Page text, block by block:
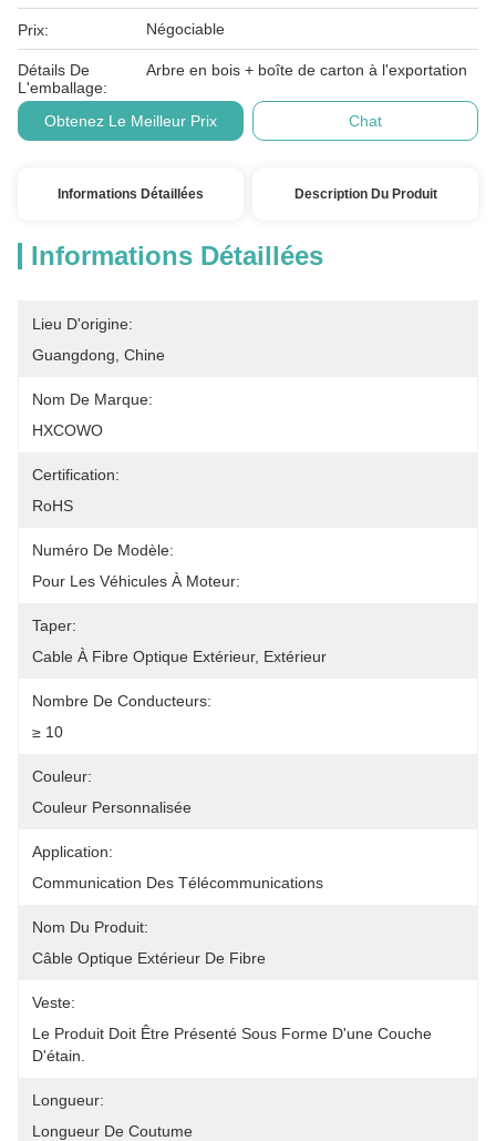
Prix: Négociable
Détails De
L'emballage:
Arbre en bois + boîte de carton à l'exportation
Obtenez Le Meilleur Prix Chat
Informations Détaillées Description Du Produit
Informations Détaillées
Lieu D'origine:
Guangdong, Chine
Nom De Marque:
HXCOWO
Certification:
RoHS
Numéro De Modèle:
Pour Les Véhicules À Moteur:
Taper:
Cable À Fibre Optique Extérieur, Extérieur
Nombre De Conducteurs:
≥ 10
Couleur:
Couleur Personnalisée
Application:
Communication Des Télécommunications
Nom Du Produit:
Câble Optique Extérieur De Fibre
Veste:
Le Produit Doit Être Présenté Sous Forme D'une Couche
D'étain.
Longueur:
Longueur De Coutume